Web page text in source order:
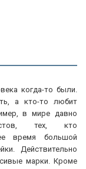
когда-то были.
а кто-то любит
в мире давно
тех, кто
время большой
Действительно
марки. Кроме